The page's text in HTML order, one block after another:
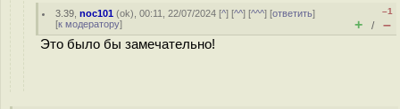
3.39 ,noc101 (ok), 00:11, 22/07/2024 [^] [^^] [^^^] [ответить]
[к модератору]
–1
+ / –
Это было бы замечательно!